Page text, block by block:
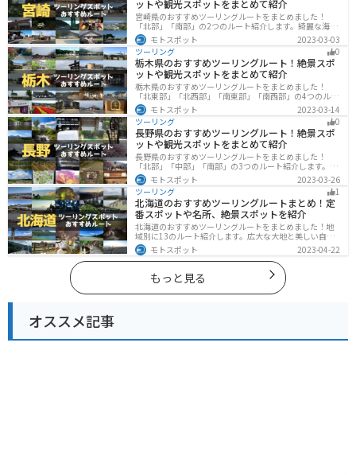
さい。
ットや観光スポットをまとめて紹介
宮崎県のおすすめツーリングルートをまとめました！
「北部」「南部」の2つのルート紹介します。綺麗な海岸
線が特徴的な海・自然豊かな山・趣のある神社を満喫す
るツーリングができます。バイクで宮崎県にツーリング
に行く際は参考にしてください。
モトスポット
2023-03-03
ツーリング
0
栃木県のおすすめツーリングルート！絶景スポ
ットや観光スポットをまとめて紹介
栃木県のおすすめツーリングルートをまとめました！
「北東部」「北西部」「南東部」「南西部」の4つのルー
ト紹介します。日本を代表する神社や広大な山や滝、湖
などを歴史や自然を満喫するツーリングができます。バ
イクで栃木県にツーリングに行く際は参考にしてくださ
い。
モトスポット
2023-03-14
ツーリング
0
長野県のおすすめツーリングルート！絶景スポ
ットや観光スポットをまとめて紹介
長野県のおすすめツーリングルートをまとめました！
「北部」「中部」「南部」の3つのルート紹介します。諏
訪湖やビーナスラインのような全国でも有名なツーリン
グスポットが多数あります。バイクで長野県にツーリン
グに行く際は参考にしてください。
モトスポット
2023-03-26
ツーリング
1
北海道のおすすめツーリングルートまとめ！定
番スポットや名所、絶景スポットを紹介
北海道のおすすめツーリングルートをまとめました！地
域別に13のルート紹介します。広大な大地と美しい自然
が広がり、四季折々の魅力を楽しめる観光スポットが数
多くあります。バイクで北海道にツーリングに行く際は
参考にしてください。
モトスポット 2023-04-22
もっと見る
オススメ記事